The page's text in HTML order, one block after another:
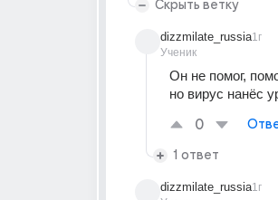
Скрыть ветку
dizzmilate_russia
Ученик
1г
Он не помог,
но вирус нанёс
0
1 ответ
dizzmilate_russia1г